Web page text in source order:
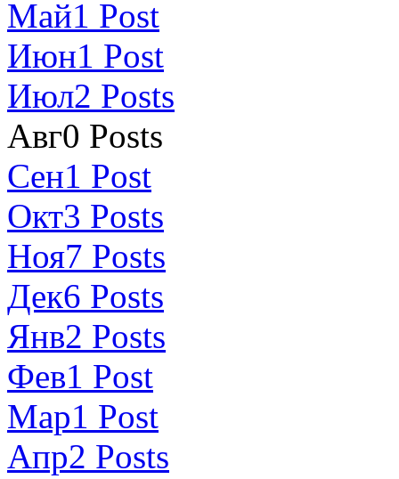
Май1 Post
Июн1 Post
Июл2 Posts
Авг0 Posts
Сен1 Post
Окт3 Posts
Ноя7 Posts
Дек6 Posts
Янв2 Posts
Фев1 Post
Мар1 Post
Апр2 Posts